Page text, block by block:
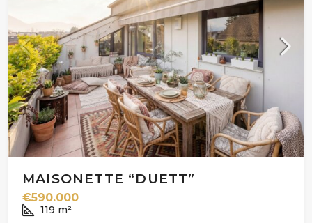
MAISONETTE “DUETT”
€590.000
119 m²